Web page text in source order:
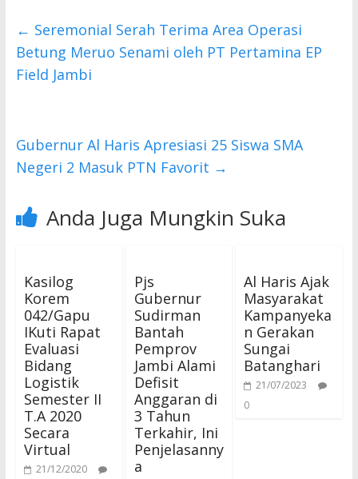
b
o
o
er s
A
← Seremonial Serah Terima Area Operasi
Betung Meruo Senami oleh PT Pertamina EP
Field Jambi
Gubernur Al Haris Apresiasi 25 Siswa SMA
Negeri 2 Masuk PTN Favorit →
Anda Juga Mungkin Suka
Kasilog
Korem
042/Gapu
IKuti Rapat
Evaluasi
Bidang
Logistik
Semester II
T.A 2020
Secara
Virtual
21/12/2020
Pjs
Gubernur
Sudirman
Bantah
Pemprov
Jambi Alami
Defisit
Anggaran di
3 Tahun
Terkahir, Ini
Penjelasanny
a
Al Haris Ajak
Masyarakat
Kampanyeka
n Gerakan
Sungai
Batanghari
21/07/2023
0